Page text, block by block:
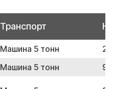
Транспорт
Машина 5 тонн
Машина 5 тонн